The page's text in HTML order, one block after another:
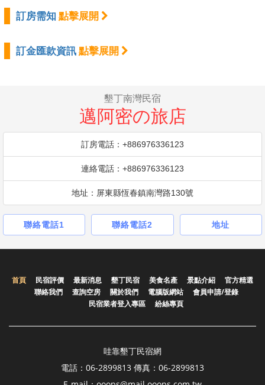
訂房需知 點擊展開
訂金匯款資訊 點擊展開
墾丁南灣民宿
邁阿密の旅店
訂房電話：+886976336123
連絡電話：+886976336123
地址：屏東縣恆春鎮南灣路130號
聯絡電話1 聯絡電話2 地址
首頁 民宿評價 最新消息 墾丁民宿 美食名產 景點介紹
官方精選
聯絡我們
查詢空房 關於我們 電腦版網站
會員申請/登錄
民宿業者登入專區
紛絲專頁
哇靠墾丁民宿網
電話：06-2899813 傳真：06-2899813